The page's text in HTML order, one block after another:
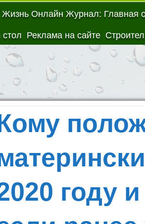
Жизнь Онлайн Журнал: Главная
Реклама на сайте
году